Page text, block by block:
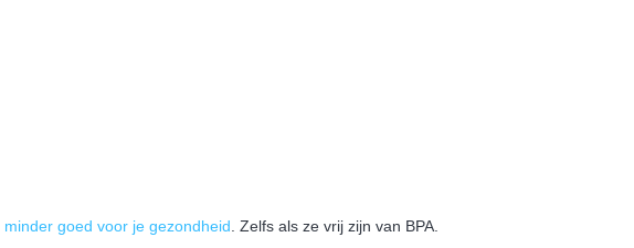
minder goed voor je gezondheid. Zelfs als ze vrij zijn van BPA.